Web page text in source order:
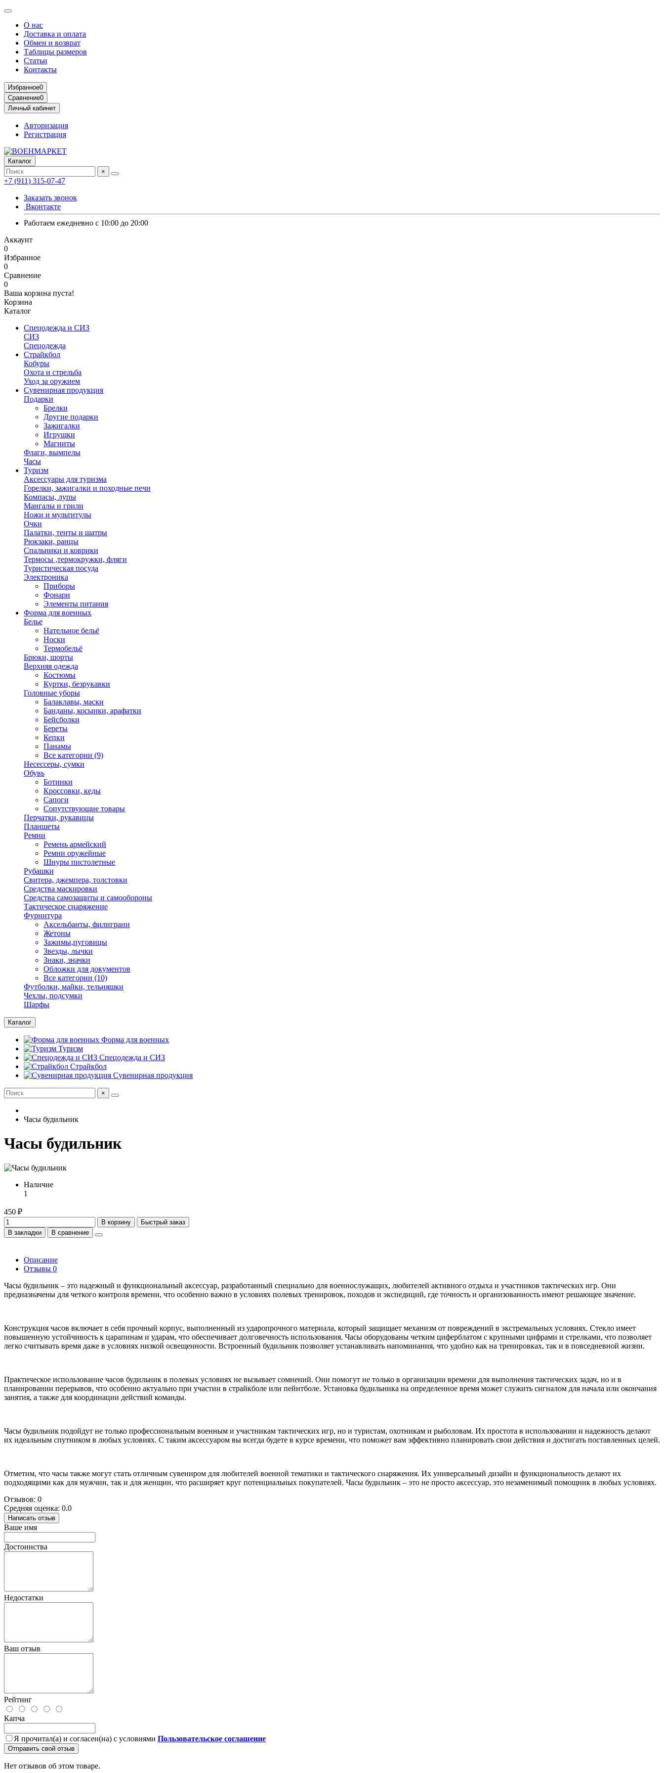
О нас
Доставка и оплата
Обмен и возврат
Таблицы размеров
Статьи
Контакты
Избранное0
Сравнение0
Личный кабинет
Авторизация
Регистрация
Каталог
×
+7 (911) 315-07-47
Заказать звонок
Вконтакте
Работаем ежедневно с 10:00 до 20:00
Аккаунт
0
Избранное
0
Сравнение
0
Ваша корзина пуста!
Корзина
Каталог
Спецодежда и СИЗ
СИЗ
Спецодежда
Страйкбол
Кобуры
Охота и стрельба
Уход за оружием
Сувенирная продукция
Подарки
Брелки
Другие подарки
Зажигалки
Игрушки
Магниты
Флаги, вымпелы
Часы
Туризм
Аксессуары для туризма
Горелки, зажигалки и походные печи
Компасы, лупы
Мангалы и грили
Ножи и мультитулы
Очки
Палатки, тенты и шатры
Рюкзаки, ранцы
Спальники и коврики
Термосы ,термокружки, фляги
Туристическая посуда
Электроника
Приборы
Фонари
Элементы питания
Форма для военных
Белье
Нательное бельё
Носки
Термобельё
Брюки, шорты
Верхняя одежда
Костюмы
Куртки, безрукавки
Головные уборы
Балаклавы, маски
Банданы, косынки, арафатки
Бейсболки
Береты
Кепки
Панамы
Все категории (9)
Несессеры, сумки
Обувь
Ботинки
Кроссовки, кеды
Сапоги
Сопутствующие товары
Перчатки, рукавицы
Планшеты
Ремни
Ремень армейский
Ремни оружейные
Шнуры пистолетные
Рубашки
Свитера, джемпера, толстовки
Средства маскировки
Средства самозащиты и самообороны
Тактическое снаряжение
Фурнитура
Аксельбанты, филиграни
Жетоны
Зажимы,пуговицы
Звезды, лычки
Знаки, значки
Обложки для документов
Все категории (10)
Футболки, майки, тельняшки
Чехлы, подсумки
Шарфы
Каталог
Форма для военных
Туризм
Спецодежда и СИЗ
Страйкбол
Сувенирная продукция
×
Часы будильник
Часы будильник
Наличие
1
450 ₽
В корзину
Быстрый заказ
В закладки
В сравнение
Описание
Отзывы 0
Часы будильник – это надежный и функциональный аксессуар, разработанный специально для военнослужащих, любителей активного отдыха и участников тактических игр. Они
предназначены для четкого контроля времени, что особенно важно в условиях полевых тренировок, походов и экспедиций, где точность и организованность имеют решающее значение.
Конструкция часов включает в себя прочный корпус, выполненный из ударопрочного материала, который защищает механизм от повреждений в экстремальных условиях. Стекло имеет
повышенную устойчивость к царапинам и ударам, что обеспечивает долговечность использования. Часы оборудованы четким циферблатом с крупными цифрами и стрелками, что позволяет
легко считывать время даже в условиях низкой освещенности. Встроенный будильник позволяет устанавливать напоминания, что удобно как на тренировках, так и в повседневной жизни.
Практическое использование часов будильник в полевых условиях не вызывает сомнений. Они помогут не только в организации времени для выполнения тактических задач, но и в
планировании перерывов, что особенно актуально при участии в страйкболе или пейнтболе. Установка будильника на определенное время может служить сигналом для начала или окончания
занятия, а также для координации действий команды.
Часы будильник подойдут не только профессиональным военным и участникам тактических игр, но и туристам, охотникам и рыболовам. Их простота в использовании и надежность делают
их идеальным спутником в любых условиях. С таким аксессуаром вы всегда будете в курсе времени, что поможет вам эффективно планировать свои действия и достигать поставленных целей.
Отметим, что часы также могут стать отличным сувениром для любителей военной тематики и тактического снаряжения. Их универсальный дизайн и функциональность делают их
подходящими как для мужчин, так и для женщин, что расширяет круг потенциальных покупателей. Часы будильник – это не просто аксессуар, это незаменимый помощник в любых условиях.
Отзывов: 0
Средняя оценка: 0.0
Написать отзыв
Ваше имя
Достоинства
Недостатки
Ваш отзыв
Рейтинг
Капча
Я прочитал(а) и согласен(на) с условиями Пользовательское соглашение
Отправить свой отзыв
Нет отзывов об этом товаре.